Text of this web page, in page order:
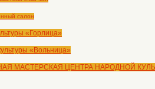
салон
«Горлица»
«Вольница»
МАСТЕРСКАЯ ЦЕНТРА НАРОДНОЙ